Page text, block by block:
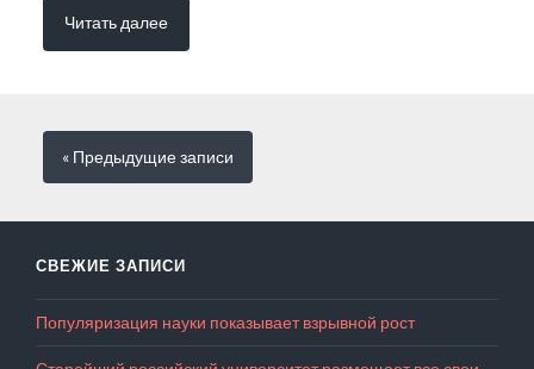
Читать далее
« Предыдущиезаписи
СВЕЖИЕ ЗАПИСИ
Популяризация науки показывает взрывной рост